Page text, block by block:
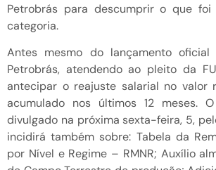
Petrobrás para descumprir o que
categoria.
Antes mesmo do lançamento oficial
Petrobrás, atendendo ao pleito da
antecipar o reajuste salarial no valor
acumulado nos últimos 12 meses.
divulgado na próxima sexta-feira, 5,
incidirá também sobre: Tabela da
por Nível e Regime – RMNR; Auxílio